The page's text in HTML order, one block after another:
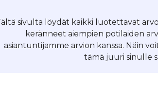
sivulta löydät kaikki luotettavat
keränneet aiempien potilaiden
asiantuntijamme arvion kanssa. Näin
tämä juuri sinulle